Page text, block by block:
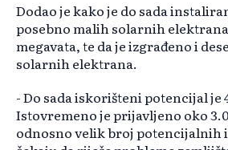
Dodao je kako je do sada
posebno malih solarnih
megavata, te da je izgrađeno i
solarnih elektrana.
- Do sada iskorišteni potencijal je
Istovremeno je prijavljeno oko
odnosno velik broj potencijalnih